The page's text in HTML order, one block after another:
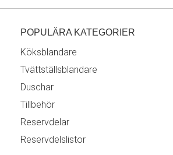
POPULÄRA KATEGORIER
Köksblandare
Tvättställsblandare
Duschar
Tillbehör
Reservdelar
Reservdelslistor